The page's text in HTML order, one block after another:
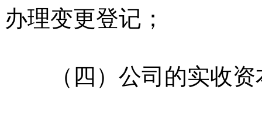
办理变更登记；
（四）公司的实收资